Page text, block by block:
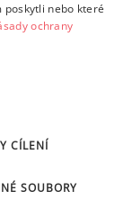
ÚDAJŮ
nebo které
ochrany
CÍLENÍ
SOUBORY